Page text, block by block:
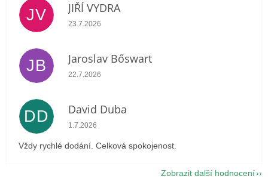
JV JIŘÍ VYDRA
Hodnocení obchodu je 5 z 5 hvězdiček.
23.7.2026
JB Jaroslav Bőswart
Hodnocení obchodu je 5 z 5 hvězdiček.
22.7.2026
DD David Duba
Hodnocení obchodu je 5 z 5 hvězdiček.
1.7.2026
Vždy rychlé dodání. Celková spokojenost.
Zobrazit další hodnocení